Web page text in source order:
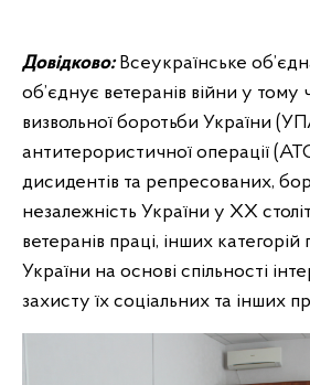
Довідково:Всеукраїнське
об’єднує ветеранів війни у тому
визвольної боротьби України
антитерористичної операції
дисидентів та репресованих,
незалежність України у XX
ветеранів праці, інших категорій
України на основі спільності
захисту їх соціальних та інших